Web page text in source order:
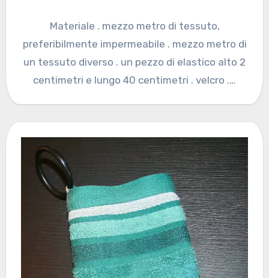
Materiale . mezzo metro di tessuto,
preferibilmente impermeabile . mezzo metro di
un tessuto diverso . un pezzo di elastico alto 2
centimetri e lungo 40 centimetri . velcro .…